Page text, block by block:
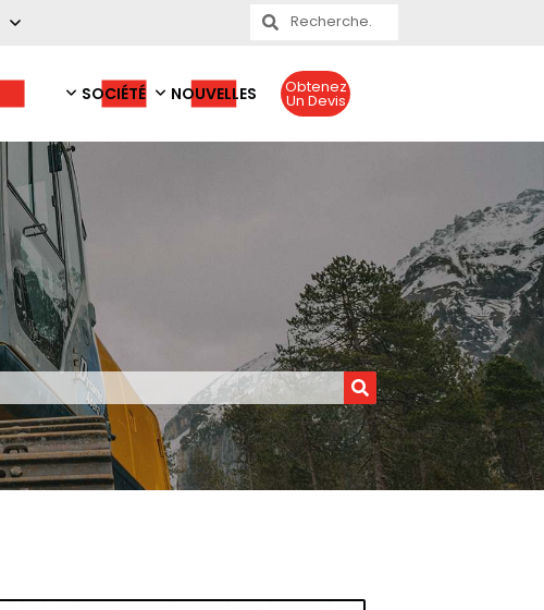
SOCIÉTÉ NOUVELLES Obtenez
Un Devis